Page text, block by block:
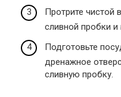
Протрите чистой
сливной пробки и
Подготовьте
дренажное
сливную пробку.